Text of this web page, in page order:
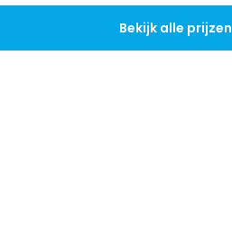
Bekijk alle prijzen